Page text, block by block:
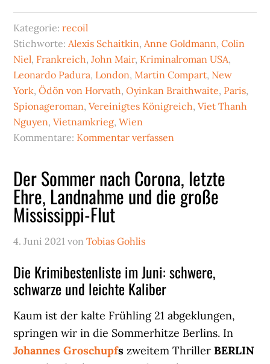
Kategorie:recoil
Stichworte:Alexis Schaitkin,Anne Goldmann,Colin
Niel, Frankreich,John Mair, Kriminalroman USA,
Leonardo Padura, London,Martin Compart, New
York,Ödön von Horvath,Oyinkan Braithwaite, Paris,
Spionageroman,Vereinigtes Königreich,Viet Thanh
Nguyen,Vietnamkrieg,Wien
Kommentare: Kommentar verfassen
Der Sommer nach Corona, letzte
Ehre, Landnahme und die große
Mississippi-Flut
4. Juni 2021 vonTobias Gohlis
Die Krimibestenliste im Juni: schwere,
schwarze und leichte Kaliber
Kaum ist der kalte Frühling 21 abgeklungen,
springen wir in die Sommerhitze Berlins. In
Johannes Groschupfs zweitem ThrillerBERLIN